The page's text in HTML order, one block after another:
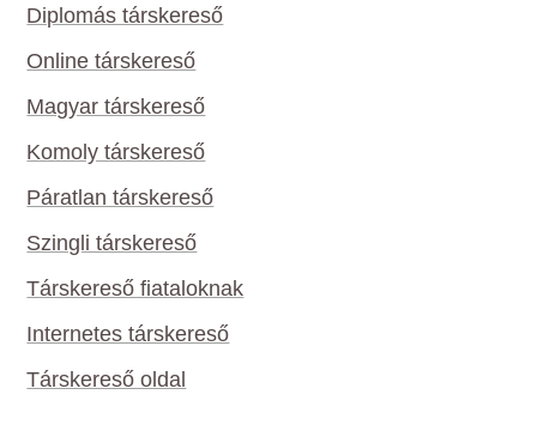
Diplomás társkereső
Online társkereső
Magyar társkereső
Komoly társkereső
Páratlan társkereső
Szingli társkereső
Társkereső fiataloknak
Internetes társkereső
Társkereső oldal